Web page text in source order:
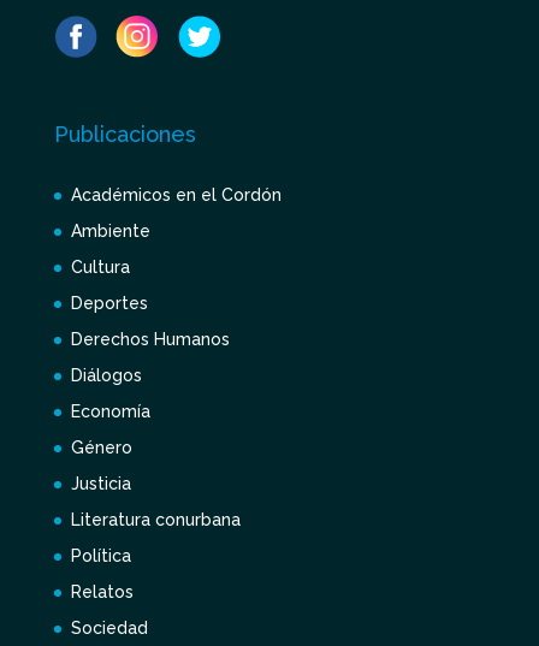
Publicaciones
Académicos en el Cordón
Ambiente
Cultura
Deportes
Derechos Humanos
Diálogos
Economía
Género
Justicia
Literatura conurbana
Política
Relatos
Sociedad